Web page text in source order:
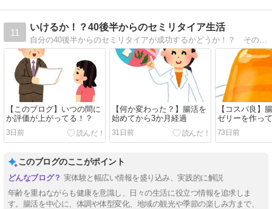
11
いけるか！？40後半からのセミリタイア生活
自分の40後半からのセミリタイアが成功するかどうか！？ その過程でどのようなことをし、感じ、考えていたのかといった体験談を主に綴っています。
【このブログ】いつの間に
か評価が上がってる！？
3日前
【何か変わった？】腸活を
始めてから3か月経過
31日前
【コスパ良】
ゼリーを作っ
73日前
このブログのここがポイント
実体験と幅広い情報を盛り込み、実践的に解説
年齢を重ねながらも健康を意識し、日々の生活に役立つ情報を追求しま
す。腸活を中心に、体調や体型変化、地域の観光や季節の楽しみ方まで、